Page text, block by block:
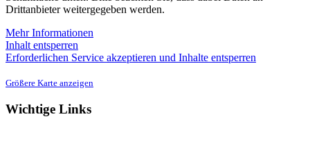
Drittanbieter weitergegeben werden.
Mehr Informationen
Inhalt entsperren
Erforderlichen Service akzeptieren und Inhalte entsperren
Größere Karte anzeigen
Wichtige Links